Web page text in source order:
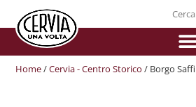
Home/Cervia - Centro Storico / Borgo